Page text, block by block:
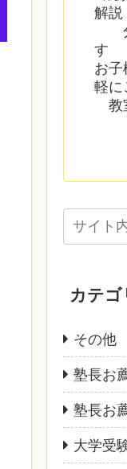
解説
分
す
お子
軽に
教
カテゴ
その他
塾長お
塾長お
大学受